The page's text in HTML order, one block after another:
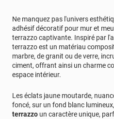
Ne manquez pas l'univers
adhésif décoratif pour mur et
terrazzo captivante. Inspiré par
terrazzo est un matériau
marbre, de granit ou de verre,
ciment, offrant ainsi un charme
espace intérieur.
Les éclats jaune moutarde,
foncé, sur un fond blanc
terrazzo un caractère unique,